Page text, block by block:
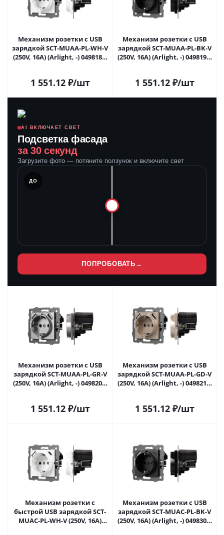
Механизм розетки с USB
зарядкой SCT-MUAA-PL-WH-V
(250V, 16A) (Arlight, -) 049818 в
1 551.12₽/шт
Механизм розетки с USB
зарядкой SCT-MUAA-PL-BK-V
(250V, 16A) (Arlight, -) 049819 в
1 551.12₽/шт
AI ВКЛЮЧАЕТ СВЕТ
Подсветка фасада
за 30 секунд
Загрузите фото — потяните ползунок и включите свет
ДО
ПОПРОБОВАТЬ →
Механизм розетки с USB
зарядкой SCT-MUAA-PL-GR-V
(250V, 16A) (Arlight, -) 049820 в
1 551.12₽/шт
Механизм розетки с USB
зарядкой SCT-MUAA-PL-GD-V
(250V, 16A) (Arlight, -) 049821 в
1 551.12₽/шт
Механизм розетки с
быстрой USB зарядкой SCT-
MUAC-PL-WH-V (250V, 16A)
Механизм розетки с USB
зарядкой SCT-MUAC-PL-BK-V
(250V, 16A) (Arlight, -) 049830 в